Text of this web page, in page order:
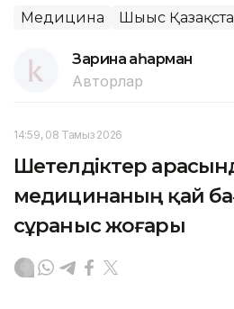
Медицина Шығыс
Зарина Қаһарман
Авторлар
14:59, 08 Тамыз 2026
Шетелдіктер
медицинаның қай
сұраныс жоғары